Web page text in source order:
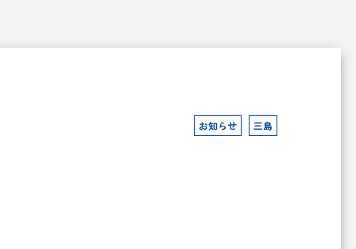
お知らせ 三島